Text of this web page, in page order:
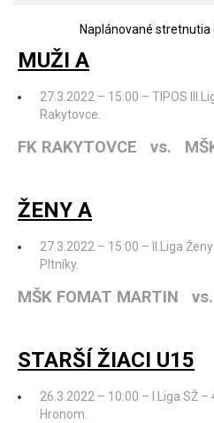
Naplánované stretnutia
MUŽI A
27.3.2022 – 15:00 – TIPOS
Rakytovce.
FK RAKYTOVCE vs.
ŽENY A
27.3.2022 – 15:00 – II.Liga
Pltníky.
MŠK FOMAT MARTIN
STARŠÍ ŽIACI U15
26.3.2022 – 10:00 – I.Liga SŽ –
Hronom.